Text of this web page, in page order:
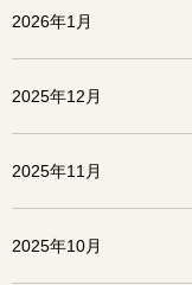
2026年1月
2025年12月
2025年11月
2025年10月